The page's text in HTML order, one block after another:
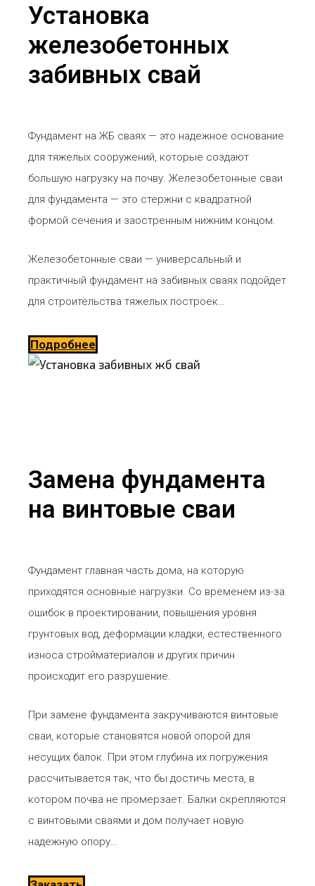
Установка
железобетонных
забивных свай
Фундамент на ЖБ сваях — это надежное основание
для тяжелых сооружений, которые создают
большую нагрузку на почву. Железобетонные сваи
для фундамента — это стержни с квадратной
формой сечения и заостренным нижним концом.
Железобетонные сваи — универсальный и
практичный фундамент на забивных сваях подойдет
для строительства тяжелых построек…
Подробнее
Замена фундамента
на винтовые сваи
Фундамент главная часть дома, на которую
приходятся основные нагрузки. Со временем из-за
ошибок в проектировании, повышения уровня
грунтовых вод, деформации кладки, естественного
износа стройматериалов и других причин
происходит его разрушение.
При замене фундамента закручиваются винтовые
сваи, которые становятся новой опорой для
несущих балок. При этом глубина их погружения
рассчитывается так, что бы достичь места, в
котором почва не промерзает. Балки скрепляются
с винтовыми сваями и дом получает новую
надежную опору…